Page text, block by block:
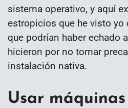
sistema operativo, y aquí
estropicios que he visto
que podrían haber echado
hicieron por no tomar
instalación nativa.
Usar